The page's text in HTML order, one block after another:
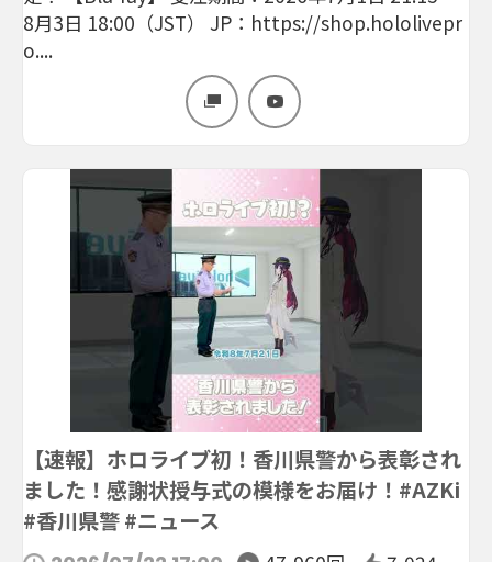
8月3日 18:00（JST） JP：https://shop.hololivepr
o....
【速報】ホロライブ初！香川県警から表彰され
ました！感謝状授与式の模様をお届け！#AZKi
#香川県警 #ニュース